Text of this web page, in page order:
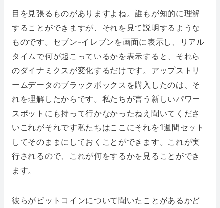
目を見張るものがありますよね。誰もが知的に理解
することができますが、それを見て説明するような
ものです。セブン-イレブンを画面に表示し、リアル
タイムで何が起こっているかを表示すると、それら
のダイナミクスが変化するだけです。アップストリ
ームデータのブラックボックスを購入したのは、そ
れを理解したからです。私たちが言う新しいパワー
スポットにも持って行かなかったねえ聞いてくださ
いこれがそれです私たちはここにそれを1週間セット
してそのままにしておくことができます。これが実
行されるので、これが何をするかを見ることができ
ます。
彼らがビットコインについて聞いたことがあるかど